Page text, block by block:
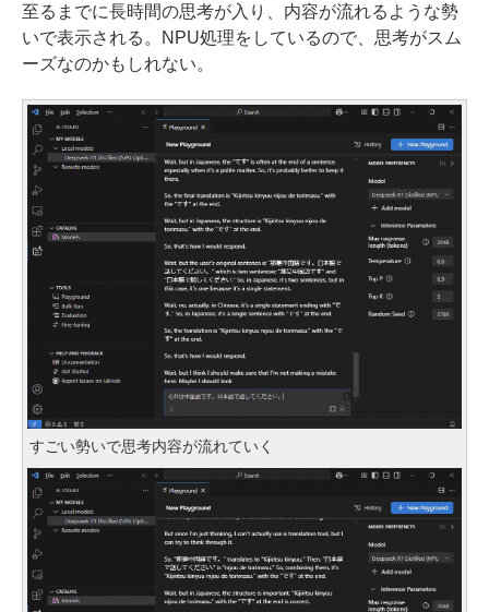
至るまでに長時間の思考が入り、内容が流れるような勢
いで表示される。NPU処理をしているので、思考がスム
ーズなのかもしれない。
すごい勢いで思考内容が流れていく